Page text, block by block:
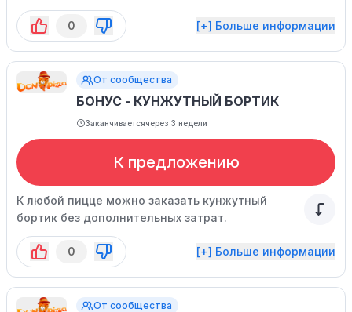
соцсетях.
0
[+] Больше информации
От сообщества
БОНУС - КУНЖУТНЫЙ БОРТИК
Заканчиваетсячерез 3 недели
К предложению
К любой пицце можно заказать кунжутный
бортик без дополнительных затрат.
0 [+] Больше информации
От сообщества